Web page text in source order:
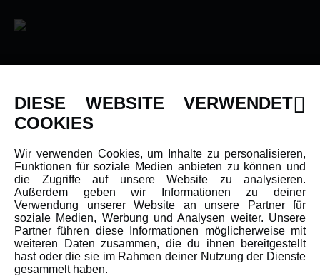
Newsletter
Karriere
Amewi Kataloge
MEHR VON AMEWI
AMXRacing - Qualitäts RC-Zubehör
DIESE WEBSITE VERWENDET
COOKIES
Wir verwenden Cookies, um Inhalte zu personalisieren,
Funktionen für soziale Medien anbieten zu können und
die Zugriffe auf unsere Website zu analysieren.
Außerdem geben wir Informationen zu deiner
Verwendung unserer Website an unsere Partner für
soziale Medien, Werbung und Analysen weiter. Unsere
Partner führen diese Informationen möglicherweise mit
weiteren Daten zusammen, die du ihnen bereitgestellt
hast oder die sie im Rahmen deiner Nutzung der Dienste
gesammelt haben.